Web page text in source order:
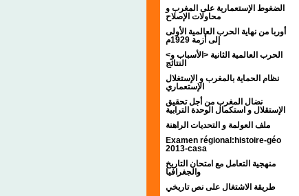
الضغوط الإستعمارية على المغرب و
محاولات الإصلاح
أوربا من نهاية الحرب العالمية الأولى
إلى أزمة 1929م
<الحرب العالمية الثانية <الأسباب و
النتائج
نظام الحماية بالمغرب و الإستغلال
الإستعماري
نضال المغرب من أجل تحقيق
الإستقلال و استكمال الوحدة الترابية
ملف العولمة و التحديات الراهنة
Examen régional:histoire-géo
2013-casa
منهجية التعامل مع امتحان التاريخ
والجغرافيا
طريقة الاشتغال على نص تاريخي